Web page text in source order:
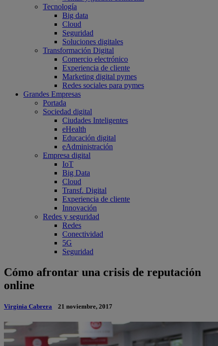
Tecnología
Big data
Cloud
Seguridad
Soluciones digitales
Transformación Digital
Comercio electrónico
Experiencia de cliente
Marketing digital pymes
Redes sociales para pymes
Grandes Empresas
Portada
Sociedad digital
Ciudades Inteligentes
eHealth
Educación digital
eAdministración
Empresa digital
IoT
Big Data
Cloud
Transf. Digital
Experiencia de cliente
Innovación
Redes y seguridad
Redes
Conectividad
5G
Seguridad
Cómo afrontar una crisis de reputación
online
Virginia Cabrera 21 noviembre, 2017